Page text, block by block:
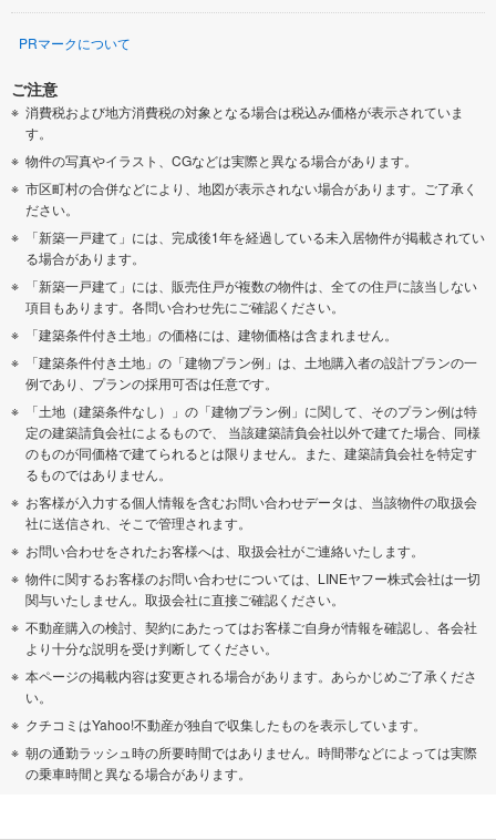
PRマークについて
ご注意
消費税および地方消費税の対象となる場合は税込み価格が表示されていま
す。
物件の写真やイラスト、CGなどは実際と異なる場合があります。
市区町村の合併などにより、地図が表示されない場合があります。ご了承く
ださい。
「新築一戸建て」には、完成後1年を経過している未入居物件が掲載されてい
る場合があります。
「新築一戸建て」には、販売住戸が複数の物件は、全ての住戸に該当しない
項目もあります。各問い合わせ先にご確認ください。
「建築条件付き土地」の価格には、建物価格は含まれません。
「建築条件付き土地」の「建物プラン例」は、土地購入者の設計プランの一
例であり、プランの採用可否は任意です。
「土地（建築条件なし）」の「建物プラン例」に関して、そのプラン例は特
定の建築請負会社によるもので、 当該建築請負会社以外で建てた場合、同様
のものが同価格で建てられるとは限りません。また、建築請負会社を特定す
るものではありません。
お客様が入力する個人情報を含むお問い合わせデータは、当該物件の取扱会
社に送信され、そこで管理されます。
お問い合わせをされたお客様へは、取扱会社がご連絡いたします。
物件に関するお客様のお問い合わせについては、LINEヤフー株式会社は一切
関与いたしません。取扱会社に直接ご確認ください。
不動産購入の検討、契約にあたってはお客様ご自身が情報を確認し、各会社
より十分な説明を受け判断してください。
本ページの掲載内容は変更される場合があります。あらかじめご了承くださ
い。
クチコミはYahoo!不動産が独自で収集したものを表示しています。
朝の通勤ラッシュ時の所要時間ではありません。時間帯などによっては実際
の乗車時間と異なる場合があります。